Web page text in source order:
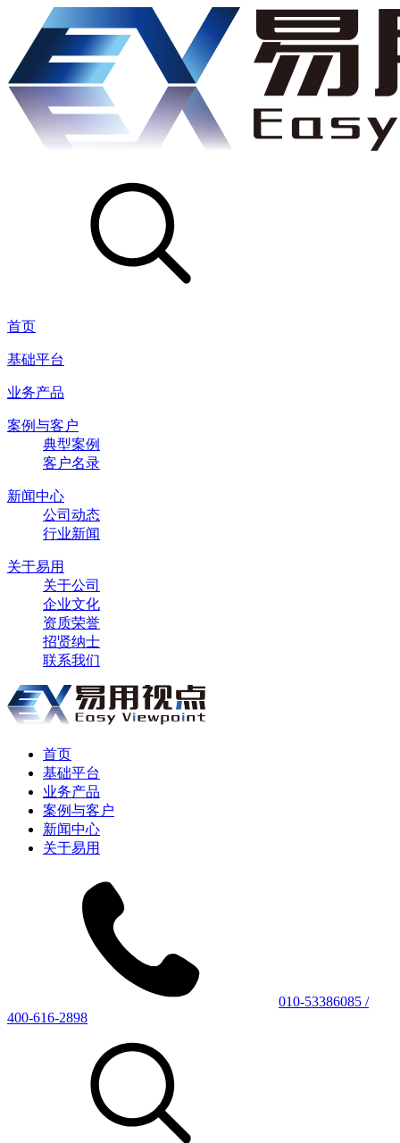
首页
基础平台
业务产品
案例与客户
典型案例
客户名录
新闻中心
公司动态
行业新闻
关于易用
关于公司
企业文化
资质荣誉
招贤纳士
联系我们
首页
基础平台
业务产品
案例与客户
新闻中心
关于易用
010-53386085 /
400-616-2898